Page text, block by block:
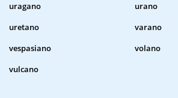
uragano
urano
uretano
varano
vespasiano
volano
vulcano